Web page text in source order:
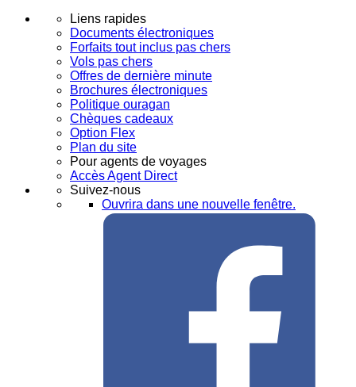
Liens rapides
Documents électroniques
Forfaits tout inclus pas chers
Vols pas chers
Offres de dernière minute
Brochures électroniques
Politique ouragan
Chèques cadeaux
Option Flex
Plan du site
Pour agents de voyages
Accès Agent Direct
Suivez-nous
Ouvrira dans une nouvelle fenêtre.